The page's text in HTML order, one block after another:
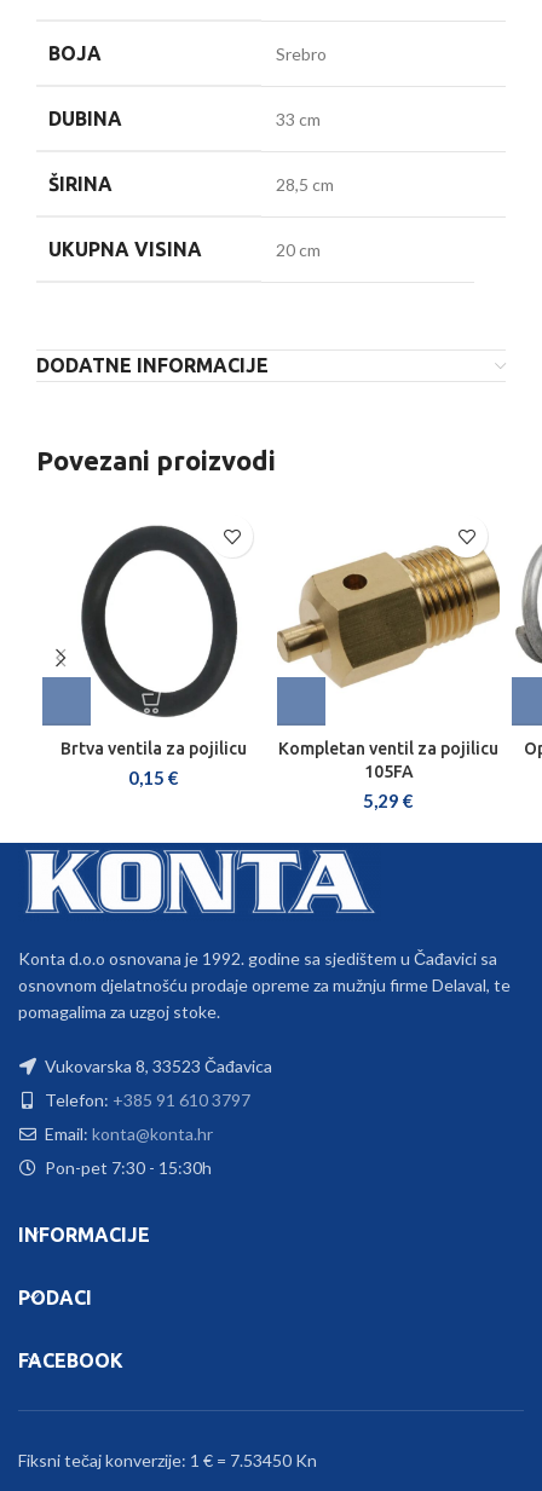
BOJA Srebro
DUBINA 33 cm
ŠIRINA 28,5 cm
UKUPNA VISINA 20 cm
DODATNE INFORMACIJE
Povezani proizvodi
Brtva ventila za pojilicu
0,15 €
Kompletan ventil za pojilicu
105FA
5,29 €
Konta d.o.o osnovana je 1992. godine sa sjedištem u Čađavici sa
osnovnom djelatnošću prodaje opreme za mužnju firme Delaval, te
pomagalima za uzgoj stoke.
Vukovarska 8, 33523 Čađavica
Telefon: +385 91 610 3797
Email: konta@konta.hr
Pon-pet 7:30 - 15:30h
INFORMACIJE
PODACI
FACEBOOK
Fiksni tečaj konverzije: 1 € = 7.53450 Kn